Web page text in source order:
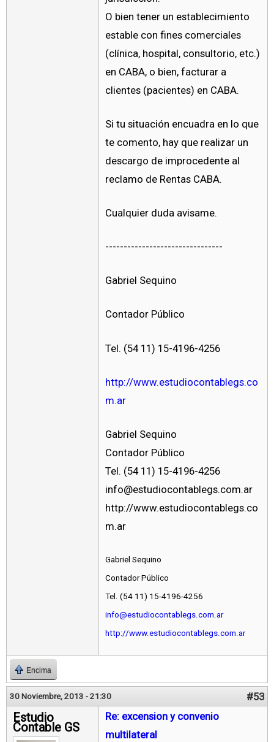
O bien tener un establecimiento
estable con fines comerciales
(clínica, hospital, consultorio, etc.)
en CABA, o bien, facturar a
clientes (pacientes) en CABA.
Si tu situación encuadra en lo que
te comento, hay que realizar un
descargo de improcedente al
reclamo de Rentas CABA.
Cualquier duda avisame.
--------------------------------
Gabriel Sequino
Contador Público
Tel. (54 11) 15-4196-4256
http://www.estudiocontablegs.co
m.ar
Gabriel Sequino
Contador Público
Tel. (54 11) 15-4196-4256
info@estudiocontablegs.com.ar
http://www.estudiocontablegs.co
m.ar
Gabriel Sequino
Contador Público
Tel. (54 11) 15-4196-4256
info@estudiocontablegs.com.ar
http://www.estudiocontablegs.com.ar
Encima
30 Noviembre, 2013 - 21:30 #53
Estudio
Contable GS
Re: excension y convenio
multilateral